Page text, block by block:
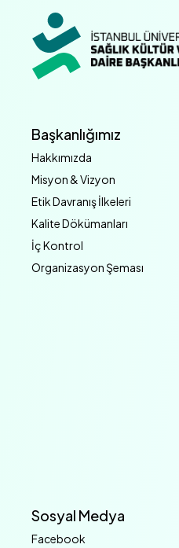
Başkanlığımız
Hakkımızda
Misyon & Vizyon
Etik Davranış İlkeleri
Kalite Dökümanları
İç Kontrol
Organizasyon Şeması
Sosyal Medya
Facebook